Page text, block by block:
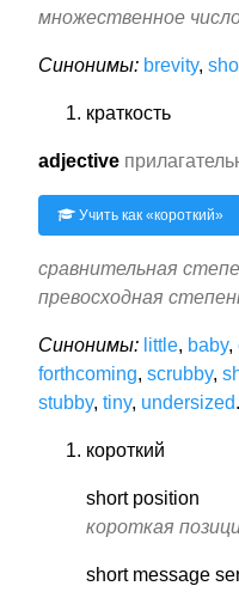
множественное
Синонимы: brevity,
краткость
adjective
Учить как «короткий»
сравнительная
превосходная
Синонимы: little, baby,
forthcoming, scrubby,
stubby, tiny, undersized.
короткий
short position
короткая
short message